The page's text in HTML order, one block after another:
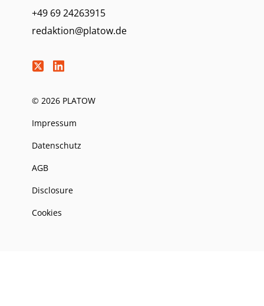
+49 69 24263915
redaktion@platow.de
© 2026 PLATOW
Impressum
Datenschutz
AGB
Disclosure
Cookies